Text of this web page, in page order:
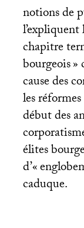
notions de
l’expliquent
chapitre
bourgeois»
cause des
les
début des
élites
d’«
caduque.